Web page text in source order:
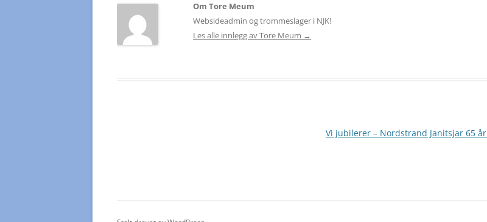
Om Tore Meum
Websideadmin og trommeslager i NJK!
Les alle innlegg av Tore Meum →
Vi jubilerer – Nordstrand Janitsjar 65 år